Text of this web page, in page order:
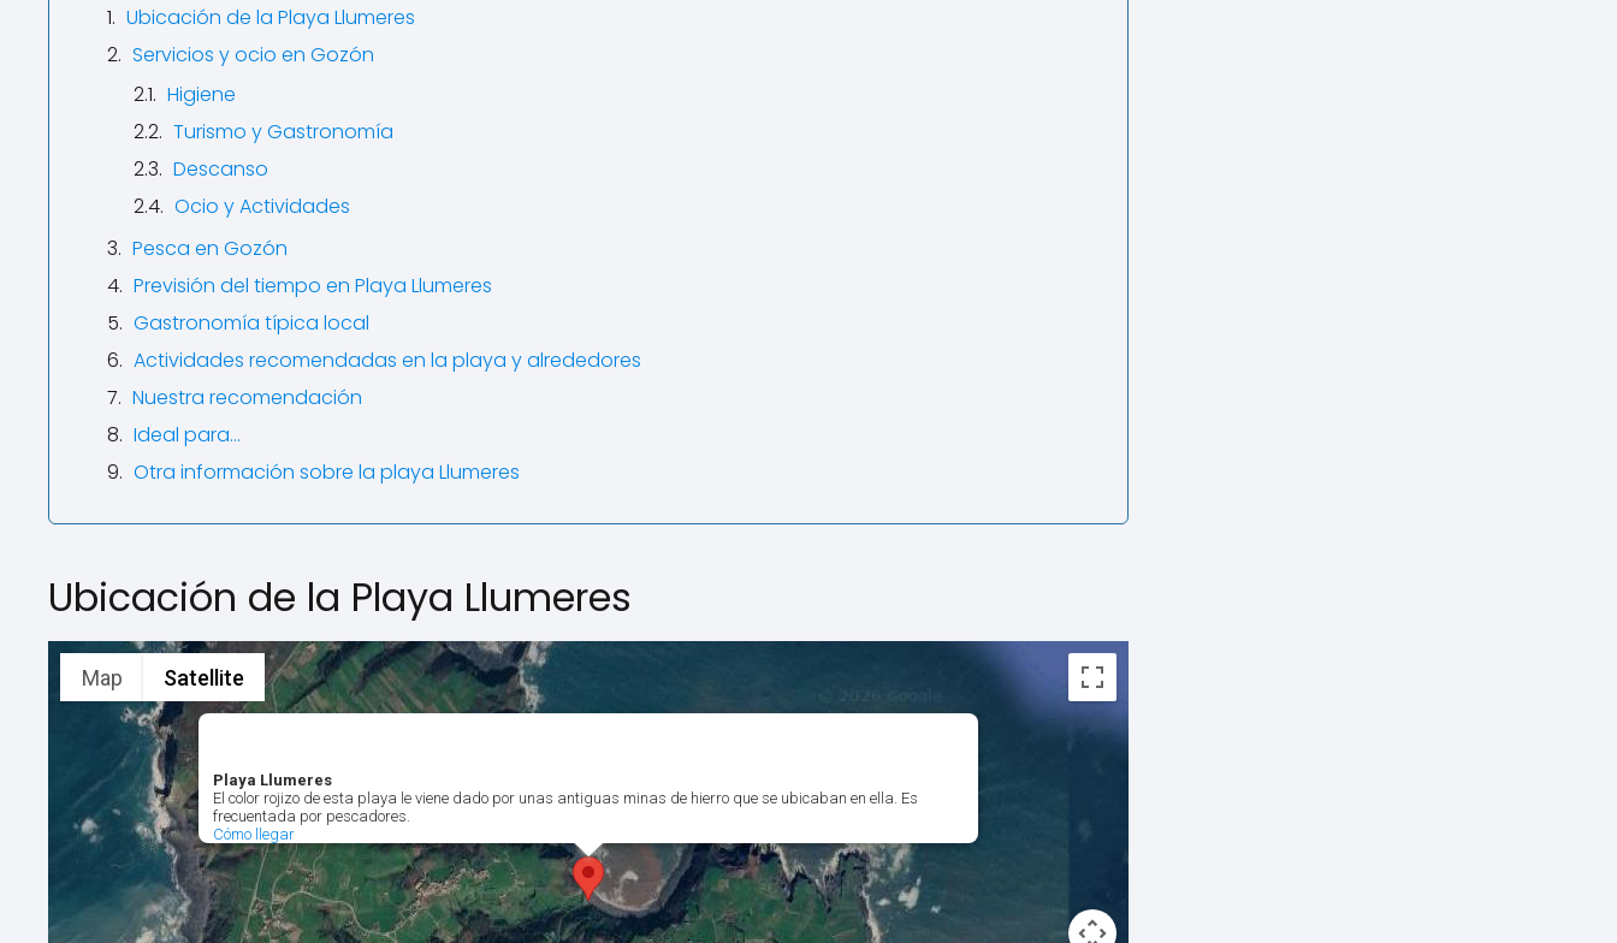
Ubicación de la Playa Llumeres
Servicios y ocio en Gozón
Higiene
Turismo y Gastronomía
Descanso
Ocio y Actividades
Pesca en Gozón
Previsión del tiempo en Playa Llumeres
Gastronomía típica local
Actividades recomendadas en la playa y alrededores
Nuestra recomendación
Ideal para…
Otra información sobre la playa Llumeres
Ubicación de la Playa Llumeres
Playa Llumeres
El color rojizo de esta playa le viene dado por unas antiguas minas de hierro que se ubicaban en ella. Es
frecuentada por pescadores.
Cómo llegar
Map Satellite